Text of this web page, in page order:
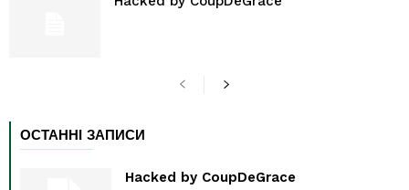
ОСТАННІ ЗАПИСИ
Hacked by CoupDeGrace